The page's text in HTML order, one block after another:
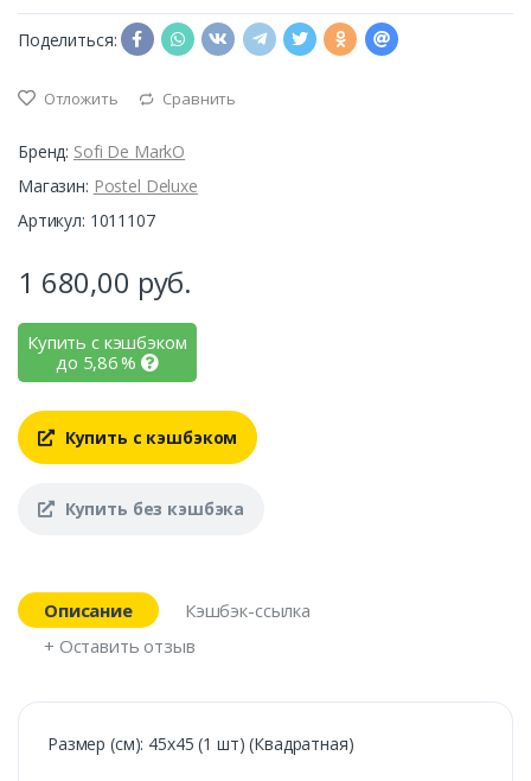
Поделиться:
Отложить Сравнить
Бренд: Sofi De MarkO
Магазин: Postel Deluxe
Артикул: 1011107
1 680,00 руб.
Купить с кэшбэком
до 5,86%
Купить с кэшбэком
Купить без кэшбэка
Описание
Кэшбэк-ссылка
+ Оставить отзыв
Размер (см): 45х45 (1 шт) (Квадратная)